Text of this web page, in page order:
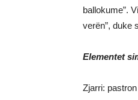
ballokume”.
verën”, duke
Elementet
Zjarri: